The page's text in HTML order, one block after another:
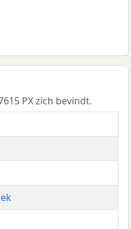
PX zich bevindt.